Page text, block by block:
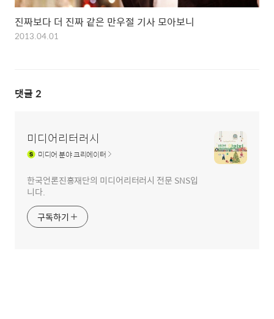
진짜보다 더 진짜 같은 만우절 기사 모아보니
2013.04.01
댓글 2
미디어리터러시
미디어분야 크리에이터
한국언론진흥재단의 미디어리터러시 전문 SNS입
니다.
구독하기